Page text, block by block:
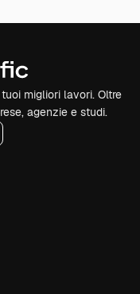
migliori lavori. Oltre
agenzie e studi.